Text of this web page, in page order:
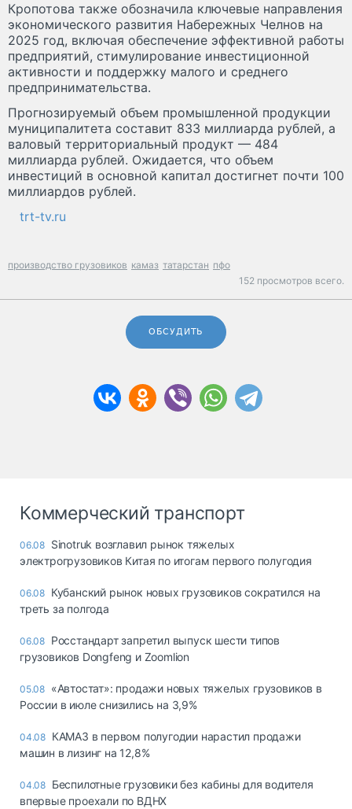
Кропотова также обозначила ключевые направления
экономического развития Набережных Челнов на
2025 год, включая обеспечение эффективной работы
предприятий, стимулирование инвестиционной
активности и поддержку малого и среднего
предпринимательства.
Прогнозируемый объем промышленной продукции
муниципалитета составит 833 миллиарда рублей, а
валовый территориальный продукт — 484
миллиарда рублей. Ожидается, что объем
инвестиций в основной капитал достигнет почти 100
миллиардов рублей.
trt-tv.ru
производство грузовиков камаз татарстан пфо
152 просмотров всего.
ОБСУДИТЬ
Коммерческий транспорт
06.08 Sinotruk возглавил рынок тяжелых
электрогрузовиков Китая по итогам первого полугодия
06.08 Кубанский рынок новых грузовиков сократился на
треть за полгода
06.08 Росстандарт запретил выпуск шести типов
грузовиков Dongfeng и Zoomlion
05.08 «Автостат»: продажи новых тяжелых грузовиков в
России в июле снизились на 3,9%
04.08 КАМАЗ в первом полугодии нарастил продажи
машин в лизинг на 12,8%
04.08 Беспилотные грузовики без кабины для водителя
впервые проехали по ВДНХ